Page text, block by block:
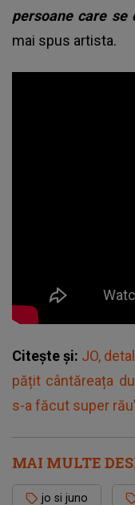
persoane care se
mai spus artista.
Citește și: JO,
pățit cântăreața
s-a făcut super
MAI MULTE
jo si juno